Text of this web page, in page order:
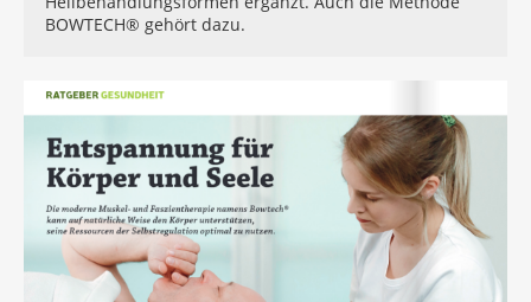
BOWTECH® gehört dazu.